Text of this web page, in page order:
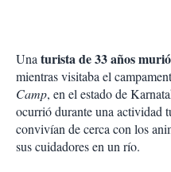
Unaturista de 33 años murió
mientras visitaba el
Camp, en el estado de
ocurrió durante una actividad
convivían de cerca con los
sus cuidadores en un río.